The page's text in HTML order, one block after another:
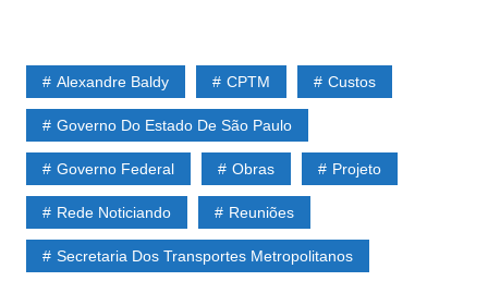
Alexandre Baldy CPTM Custos
Governo Do Estado De São Paulo
Governo Federal Obras Projeto
Rede Noticiando Reuniões
Secretaria Dos Transportes Metropolitanos